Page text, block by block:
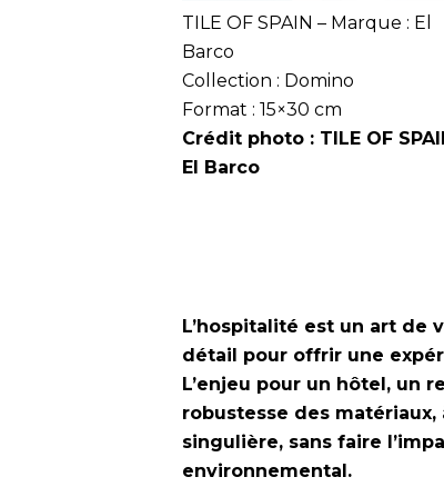
TILE OF SPAIN – Marque : El
Barco
Collection : Domino
Format : 15×30 cm
Crédit photo : TILE OF
El Barco
L’hospitalité est un art de
détail pour offrir une
L’enjeu pour un hôtel, un
robustesse des
singulière, sans faire
environnemental.